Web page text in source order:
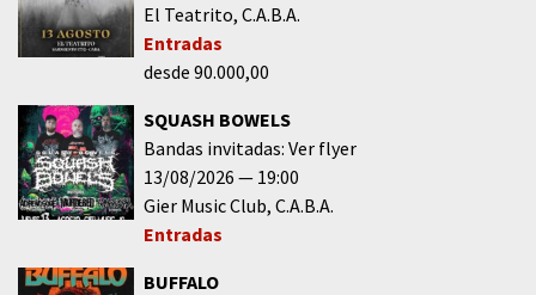
El Teatrito C.A.B.A.
Entradas
desde 90.000,00
SQUASH BOWELS
Bandas invitadas: Ver flyer
13/08/2026
19:00
Gier Music Club C.A.B.A.
Entradas
BUFFALO